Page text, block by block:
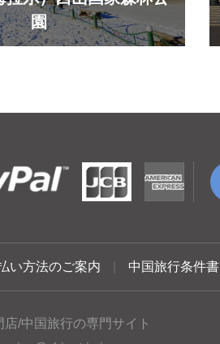
園
い方法のご案内 中国旅行条件書
/中国旅行の専門サイト